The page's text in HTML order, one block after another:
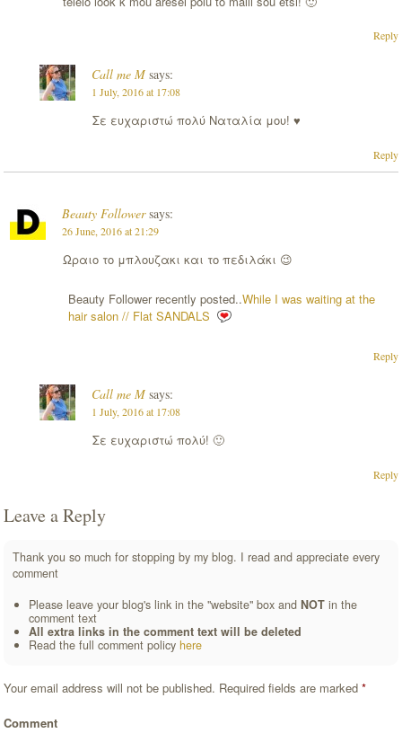
Reply
Call me M says:
1 July, 2016 at 17:08
Σε ευχαριστώ πολύ Ναταλία μου! ♥
Reply
Beauty Follower says:
26 June, 2016 at 21:29
Ωραιο το μπλουζακι και το πεδιλάκι 😉
Beauty Follower recently posted..While I was waiting at the
hair salon // Flat SANDALS
Reply
Call me M says:
1 July, 2016 at 17:08
Σε ευχαριστώ πολύ! 🙂
Reply
Leave a Reply
Thank you so much for stopping by my blog. I read and appreciate every
comment
Please leave your blog's link in the "website" box andNOT in the
comment text
All extra links in the comment text will be deleted
Read the full comment policyhere
Your email address will not be published. Required fields are marked*
Comment